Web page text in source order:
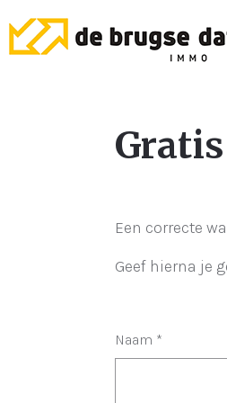
Een correcte
Geef hierna je
Naam *